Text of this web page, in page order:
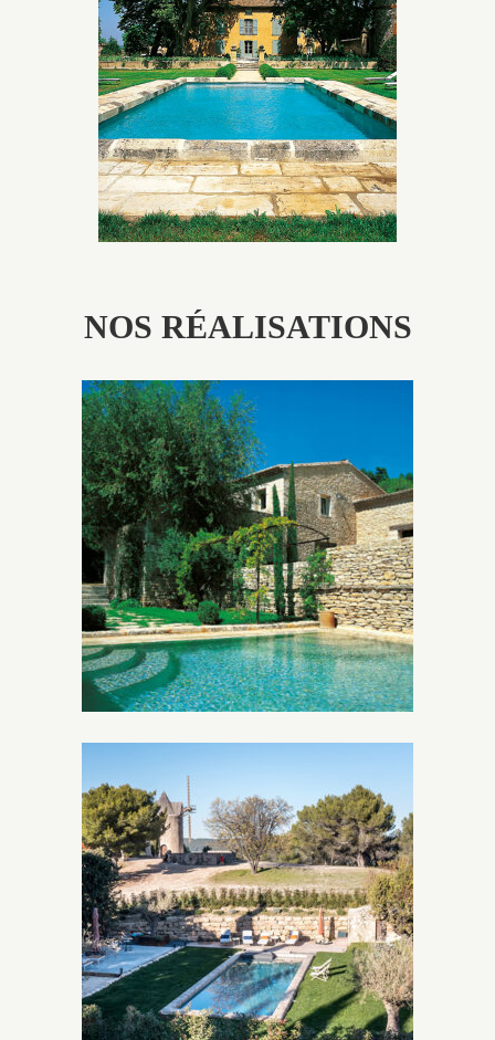
Les piscines en béton authentiques Jacques Brens se
démarquent par la noblesse des matériaux
utilisés pour garder un aspect ancien, retrouver une
patine naturelle ou créer un ornement de pierres de
taille.
NOS RÉALISATIONS